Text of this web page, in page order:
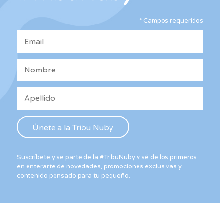
de
*Campos requeridos
Suscríbete y se parte de la #TribuNuby y sé de los primeros
en enterarte de novedades, promociones exclusivas y
contenido pensado para tu pequeño.